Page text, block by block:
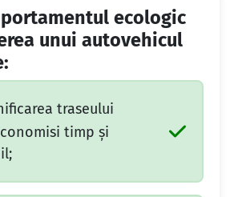
ecologic
unui autovehicul
traseului
timp şi